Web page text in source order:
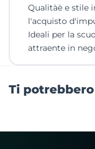
Qualitàè e stile
l'acquisto
Ideali per la
attraente in
Ti